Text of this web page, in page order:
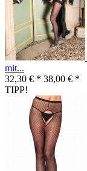
mit...
32,30 € * 38,00 € *
TIPP!